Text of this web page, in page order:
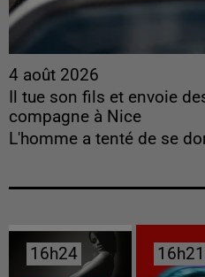
4 août 2026
Il tue son fils et envoie
compagne à Nice
L'homme a tenté de se
16h24
16h24 16h21
16h21